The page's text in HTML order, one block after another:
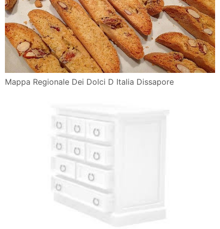
Mappa Regionale Dei Dolci D Italia Dissapore